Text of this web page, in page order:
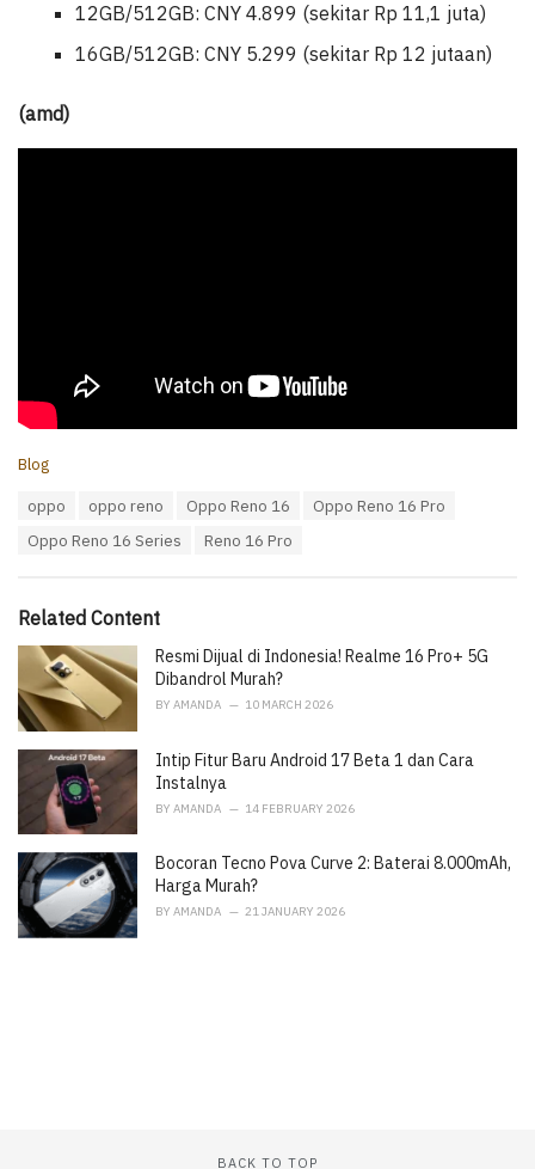
12GB/512GB: CNY 4.899 (sekitar Rp 11,1 juta)
16GB/512GB: CNY 5.299 (sekitar Rp 12 jutaan)
(amd)
C
i
Blog
oppo oppo reno Oppo Reno 16
Oppo Reno 16 Pro
Oppo Reno 16 Series
Reno 16 Pro
Related Content
Resmi Dijual di Indonesia! Realme 16 Pro+ 5G
Dibandrol Murah?
BY AMANDA 10 MARCH 2026
Intip Fitur Baru Android 17 Beta 1 dan Cara
Instalnya
BY AMANDA 14 FEBRUARY 2026
Bocoran Tecno Pova Curve 2: Baterai 8.000mAh,
Harga Murah?
BY AMANDA 21 JANUARY 2026
BACK TO TOP